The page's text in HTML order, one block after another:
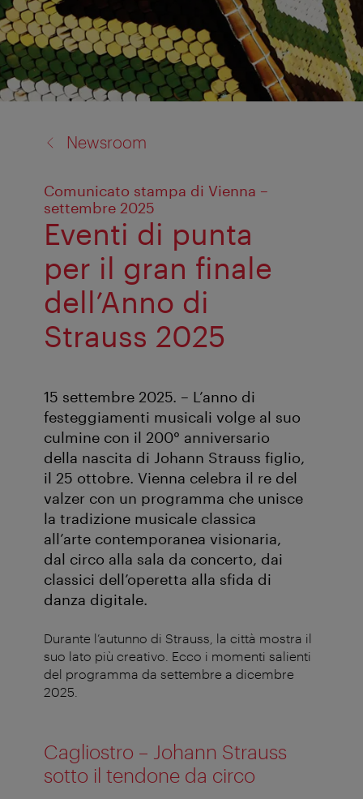
Newsroom
Comunicato stampa di Vienna –
settembre 2025
Eventi di punta
per il gran finale
dell’Anno di
Strauss 2025
15 settembre 2025. – L’anno di
festeggiamenti musicali volge al suo
culmine con il 200° anniversario
della nascita di Johann Strauss figlio,
il 25 ottobre. Vienna celebra il re del
valzer con un programma che unisce
la tradizione musicale classica
all’arte contemporanea visionaria,
dal circo alla sala da concerto, dai
classici dell’operetta alla sfida di
danza digitale.
Durante l’autunno di Strauss, la città mostra il
suo lato più creativo. Ecco i momenti salienti
del programma da settembre a dicembre
2025.
Cagliostro – Johann Strauss
sotto il tendone da circo